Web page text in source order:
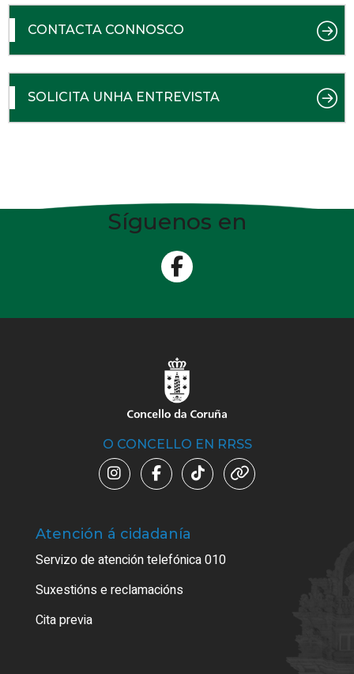
CONTACTA CONNOSCO
SOLICITA UNHA ENTREVISTA
Síguenos en
O CONCELLO EN RRSS
Atención á cidadanía
Servizo de atención telefónica 010
Suxestións e reclamacións
Cita previa